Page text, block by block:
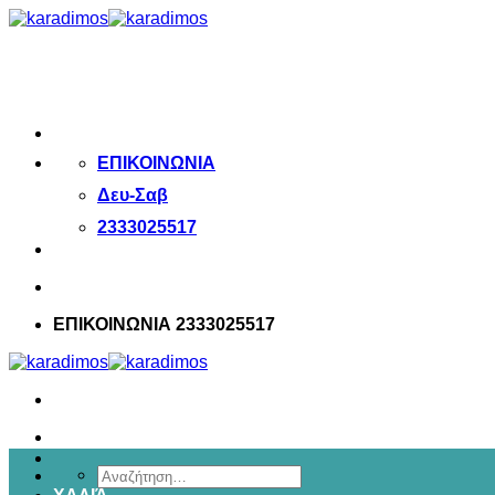
Μετάβαση
ΕΠΙΚΟΙΝΩΝΙΑ
Δευ-Σαβ
2333025517
ΕΠΙΚΟΙΝΩΝΙΑ 2333025517
Αναζήτηση